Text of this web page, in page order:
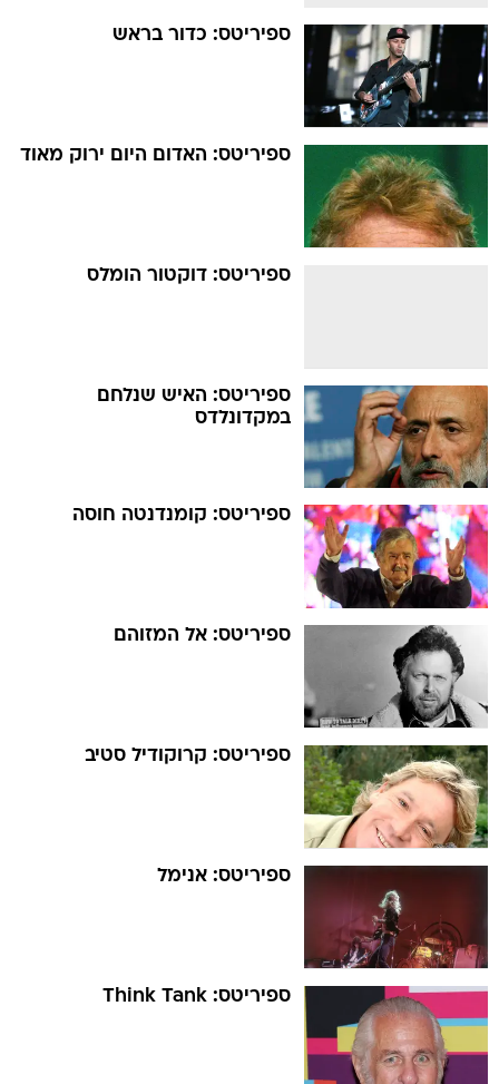
ספיריטס: כדור בראש
ספיריטס: האדום היום ירוק מאוד
ספיריטס: דוקטור הומלס
ספיריטס: האיש שנלחם
במקדונלדס
ספיריטס: קומנדנטה חוסה
ספיריטס: אל המזוהם
ספיריטס: קרוקודיל סטיב
ספיריטס: אנימל
ספיריטס: Think Tank